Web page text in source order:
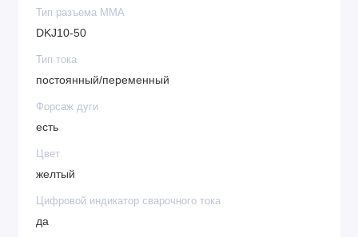
Тип разъема MMA
DKJ10-50
Тип тока
постоянный/переменный
Форсаж дуги
есть
Цвет
желтый
Цифровой индикатор сварочного тока
да